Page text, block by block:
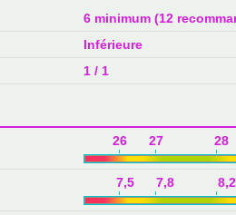
6 minimum (12
Inférieure
1 / 1
26 27 28
7,5 7,8 8,2